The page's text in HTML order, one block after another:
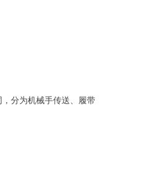
分为机械手传送、履带